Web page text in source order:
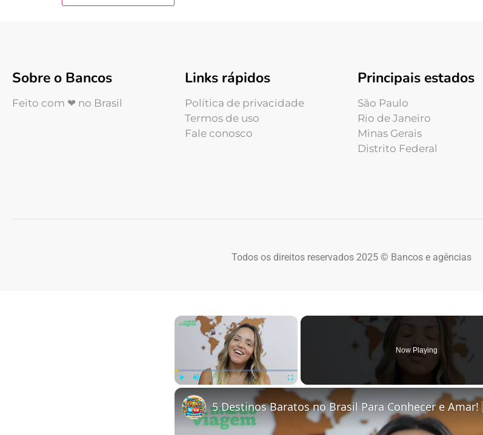
Sobre o Bancos
Feito com ❤ no Brasil
Links rápidos
Política de privacidade
Termos de uso
Fale conosco
Principais estados
São Paulo
Rio de Janeiro
Minas Gerais
Distrito Federal
Todos os direitos reservados 2025 © Bancos e agências
×
Fullscreen
Now Playing
5 Destinos Baratos no Brasil Para Conhecer e